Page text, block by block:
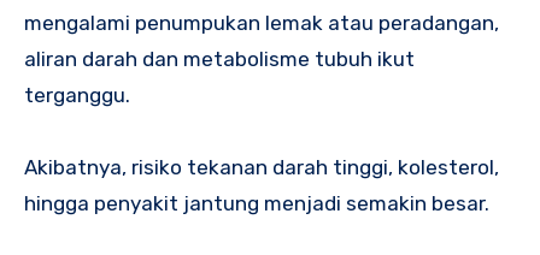
mengalami penumpukan lemak atau peradangan,
aliran darah dan metabolisme tubuh ikut
terganggu.
Akibatnya, risiko tekanan darah tinggi, kolesterol,
hingga penyakit jantung menjadi semakin besar.